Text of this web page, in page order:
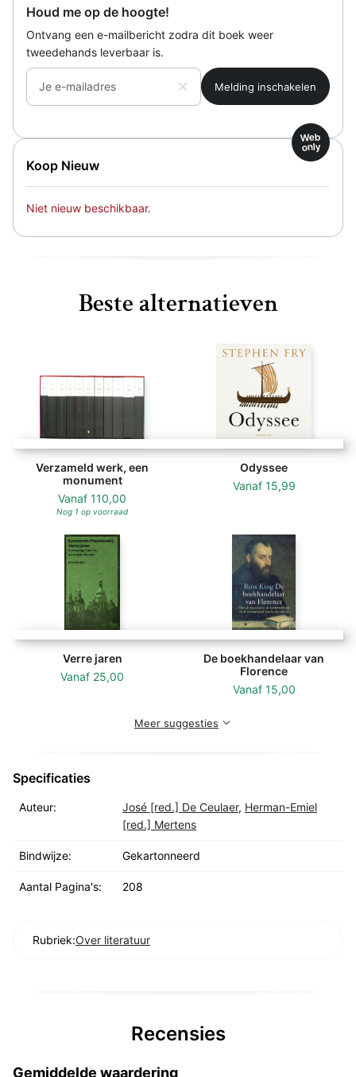
Houd me op de hoogte!
Ontvang een e-mailbericht zodra dit boek weer
tweedehands leverbaar is.
Je e-mailadres
Koop Nieuw
Web
only
Niet nieuw beschikbaar.
Beste alternatieven
Verzameld werk, een
monument
Vanaf 110,00
Nog 1 op voorraad
Odyssee
Vanaf 15,99
Verre jaren
Vanaf 25,00
De boekhandelaar van
Florence
Vanaf 15,00
Meer suggesties
Specificaties
Auteur: José [red.] De Ceulaer, Herman-Emiel
[red.] Mertens
Bindwijze: Gekartonneerd
Aantal Pagina's: 208
Rubriek:Over literatuur
Recensies
Gemiddelde waardering